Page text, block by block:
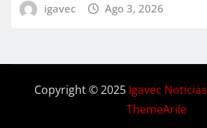
igavec Ago 3, 2026
Copyright © 2025 Igavec Noticias
ThemeArile